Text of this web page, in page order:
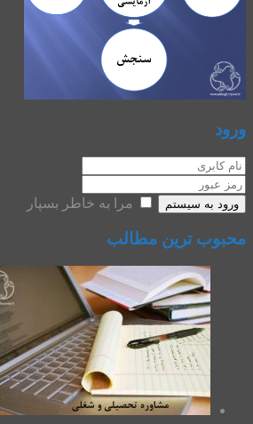
ورود
ورود به سیستم مرا به خاطر بسپار
محبوب ترین مطالب